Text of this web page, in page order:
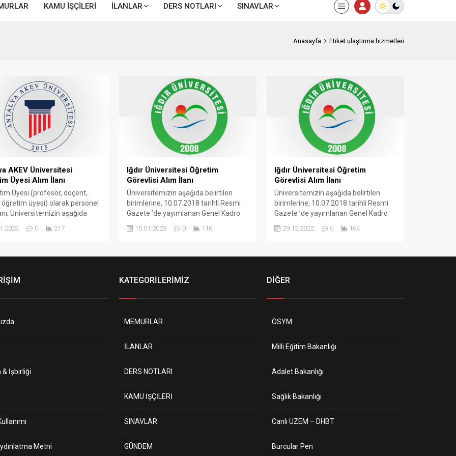
KAMU İŞÇİLERİ İLANLAR DERS NOTLARI SINAVLAR
Anasayfa Etiket:ulaştırma hizmetleri
AKEV Üniversitesi
Üyesi Alım İlanı
Üyesi (profesör, doçent,
üyesi) olarak personel
Üniversitemizin aşağıda
belirtilen birimlerine 657
Memurları Kanunu’nun
Yükseltilme ve Atanma
ve Antalya Akev
0 217
Iğdır Üniversitesi Öğretim
Görevlisi Alım İlanı
Üniversitemizin aşağıda belirtilen
birimlerine, 10.07.2018 tarihli Resmi
Gazete ’de yayımlanan Genel Kadro
ve Usulü Hakkında 2 Sayılı
Cumhurbaşkanlığı Kararnamesi, 2547
“Öğretim Üyesi Dışındaki Öğretim
Elemanı Kadrolarına Yapılacak
15.01.2023 0 116
Iğdır Üniversitesi Öğretim
Görevlisi Alım İlanı
Üniversitemizin aşağıda belirtilen
birimlerine, 10.07.2018 tarihli Resmi
Gazete ’de yayımlanan Genel Kadro
ve Usulü Hakkında 2 Sayılı
Cumhurbaşkanlığı Kararnamesi, 2547
“Öğretim Üyesi Dışındaki Öğretim
Elemanı Kadrolarına Yapılacak
29.12.2022 0 164
& İşbirliği
Metni
KATEGORİLERİMİZ
MEMURLAR
İLANLAR
DERS NOTLARI
KAMU İŞÇİLERİ
SINAVLAR
GÜNDEM
DİĞER
ÖSYM
Milli Eğitim Bakanlığı
Adalet Bakanlığı
Sağlık Bakanlığı
Canlı UZEM – DHBT
Burcular Pen